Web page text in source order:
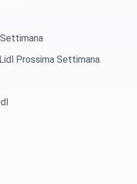
Prossima Settimana